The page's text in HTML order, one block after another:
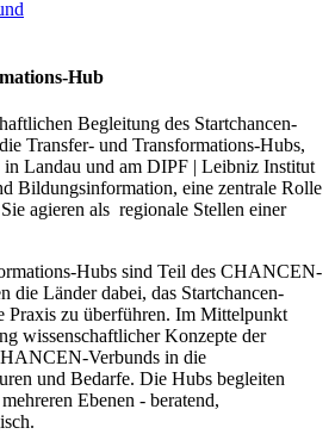
Hub
Begleitung des Startchancen-
Transfer- und Transformations-Hubs,
in Landau und am DIPF | Leibniz Institut
Bildungsinformation, eine zentrale Rolle
agieren als regionale Stellen einer
Hubs sind Teil des CHANCEN-
die Länder dabei, das Startchancen-
Praxis zu überführen. Im Mittelpunkt
wissenschaftlicher Konzepte der
Verbunds in die
und Bedarfe. Die Hubs begleiten
Ebenen - beratend,